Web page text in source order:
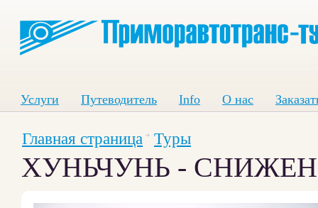
Услуги Путеводитель Info О нас
Главная страница Туры
ХУНЬЧУНЬ -